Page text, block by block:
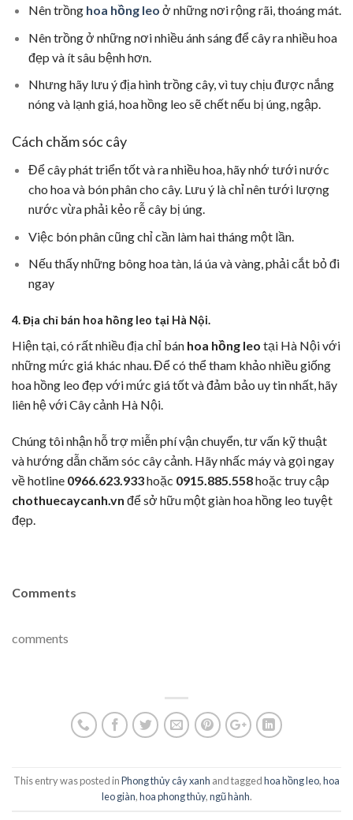
Nên trồng hoa hồng leo ở những nơi rộng rãi, thoáng mát.
Nên trồng ở những nơi nhiều ánh sáng để cây ra nhiều hoa
đẹp và ít sâu bệnh hơn.
Nhưng hãy lưu ý địa hình trồng cây, vì tuy chịu được nắng
nóng và lạnh giá, hoa hồng leo sẽ chết nếu bị úng, ngập.
Cách chăm sóc cây
Để cây phát triển tốt và ra nhiều hoa, hãy nhớ tưới nước
cho hoa và bón phân cho cây. Lưu ý là chỉ nên tưới lượng
nước vừa phải kẻo rễ cây bị úng.
Việc bón phân cũng chỉ cần làm hai tháng một lần.
Nếu thấy những bông hoa tàn, lá úa và vàng, phải cắt bỏ đi
ngay
4. Địa chỉ bán hoa hồng leo tại Hà Nội.
Hiện tại, có rất nhiều địa chỉ bán hoa hồng leo tại Hà Nội với
những mức giá khác nhau. Để có thể tham khảo nhiều giống
hoa hồng leo đẹp với mức giá tốt và đảm bảo uy tin nhất, hãy
liên hệ với Cây cảnh Hà Nội.
Chúng tôi nhận hỗ trợ miễn phí vận chuyển, tư vấn kỹ thuật
và hướng dẫn chăm sóc cây cảnh. Hãy nhấc máy và gọi ngay
về hotline 0966.623.933hoặc 0915.885.558hoặc truy cập
chothuecaycanh.vn để sở hữu một giàn hoa hồng leo tuyệt
đẹp.
Comments
comments
This entry was posted inPhong thủy cây xanh and taggedhoa hồng leo,hoa
leo giàn,hoa phong thủy,ngũ hành.